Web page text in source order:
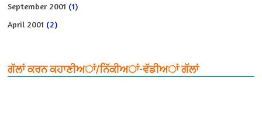
September 2001 (1)
April 2001 (2)
ਗੱਲਾਂ ਕਰਨ ਕਹਾਣੀਅਾਂ/ਨਿੱਕੀਅਾਂ-ਵੱਡੀਅਾਂ ਗੱਲਾਂ